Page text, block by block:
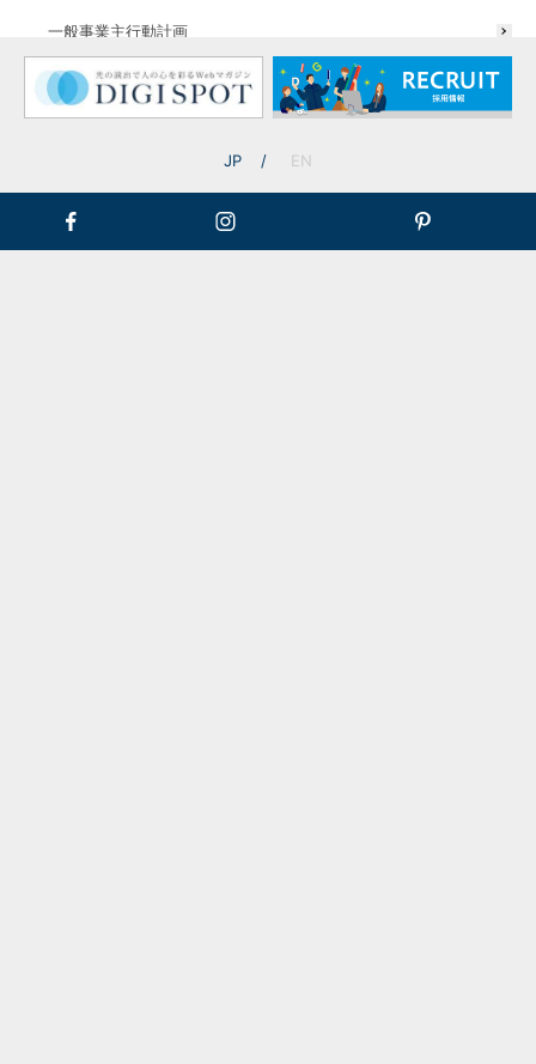
一般事業主行動計画
JP EN
プランニングのご相談・お問い合わせはこちら
同現場の施工事例